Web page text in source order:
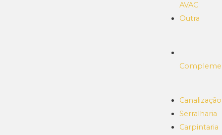
AVAC
Outra
Canalização
Serralharia
Carpintaria